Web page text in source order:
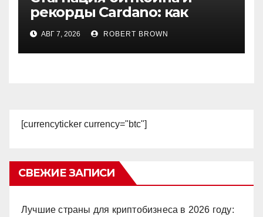
рекорды Cardano: как
начинается август на
крипторынке
АВГ 7, 2026 ROBERT BROWN
[currencyticker currency="btc"]
СВЕЖИЕ ЗАПИСИ
Лучшие страны для криптобизнеса в 2026 году: